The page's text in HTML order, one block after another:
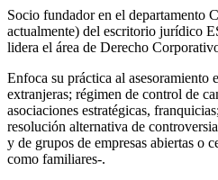
Socio fundador en el departamento
actualmente) del escritorio jurídico
lidera el área de Derecho
Enfoca su práctica al asesoramiento
extranjeras; régimen de control de
asociaciones estratégicas,
resolución alternativa de
y de grupos de empresas abiertas o
como familiares-.